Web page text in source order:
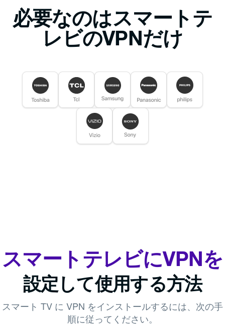
必要なのはスマートテ
レビのVPNだけ
スマートテレビにVPNを
設定して使用する方法
スマート TV に VPN をインストールするには、次の手
順に従ってください。